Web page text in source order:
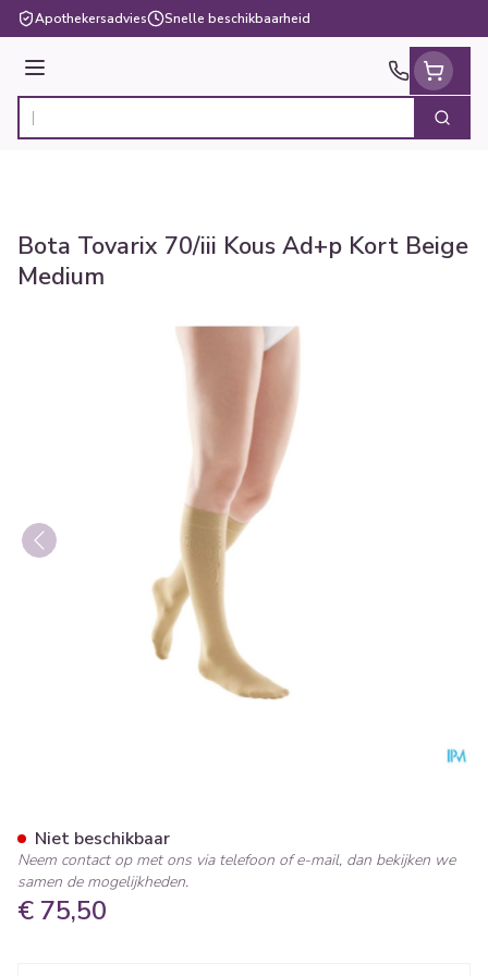
Ga naar de inhoud
Apothekersadvies Snelle beschikbaarheid
Menu
Product, merk, categorie... Zoek
Bota Tovarix 70/iii Kous Ad+p Kort Beige
Medium
€ 75,50
Niet beschikbaar
Neem contact op met ons via telefoon of e-mail, dan bekijken we
samen de mogelijkheden.